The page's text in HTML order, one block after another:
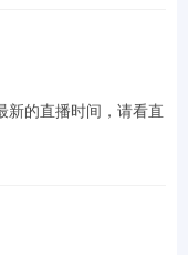
新的直播时间，请看直